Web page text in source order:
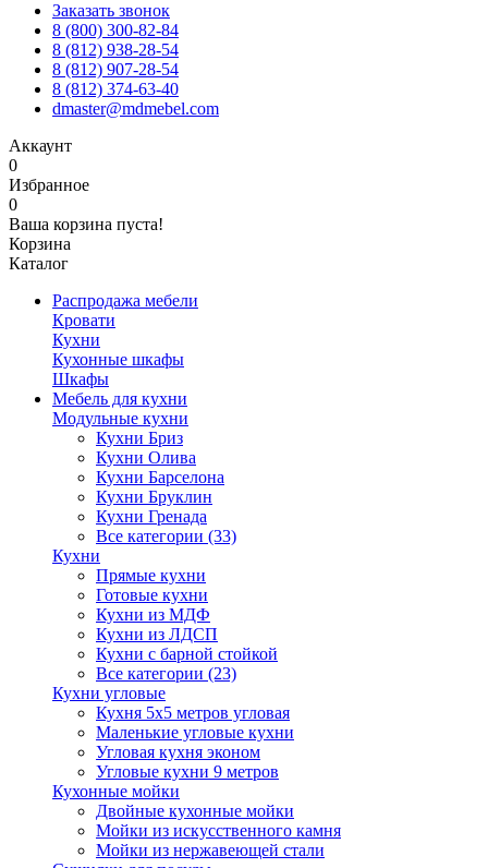
Заказать звонок
8 (800) 300-82-84
8 (812) 938-28-54
8 (812) 907-28-54
8 (812) 374-63-40
dmaster@mdmebel.com
Аккаунт
0
Избранное
0
Ваша корзина пуста!
Корзина
Каталог
Распродажа мебели
Кровати
Кухни
Кухонные шкафы
Шкафы
Мебель для кухни
Модульные кухни
Кухни Бриз
Кухни Олива
Кухни Барселона
Кухни Бруклин
Кухни Гренада
Все категории (33)
Кухни
Прямые кухни
Готовые кухни
Кухни из МДФ
Кухни из ЛДСП
Кухни с барной стойкой
Все категории (23)
Кухни угловые
Кухня 5х5 метров угловая
Маленькие угловые кухни
Угловая кухня эконом
Угловые кухни 9 метров
Кухонные мойки
Двойные кухонные мойки
Мойки из искусственного камня
Мойки из нержавеющей стали